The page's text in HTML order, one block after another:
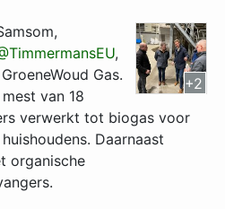
+2
,
Gas.
van 18
verwerkt tot biogas voor
Daarnaast
organische